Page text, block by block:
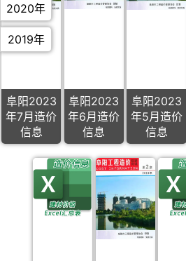
阜阳2023
年7月造价
信息
阜阳2023
年6月造价
信息
阜阳2023
年5月造价
信息
2020年
2019年